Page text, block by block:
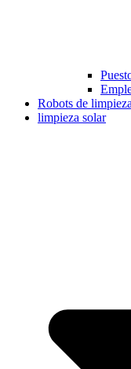
Robots de limpieza
limpieza solar